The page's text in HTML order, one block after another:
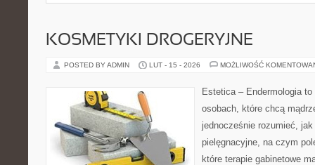
KOSMETYKI DROGERYJNE
POSTED BY ADMIN LUT - 15 - 2026 MOŻLIWOŚĆ
Estetica – Endermologia
osobach, które chcą
jednocześnie rozumieć, jak
pielęgnacyjne, na czym
które terapie gabinetowe